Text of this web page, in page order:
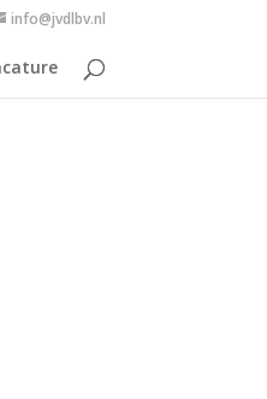
info@jvdlbv.nl